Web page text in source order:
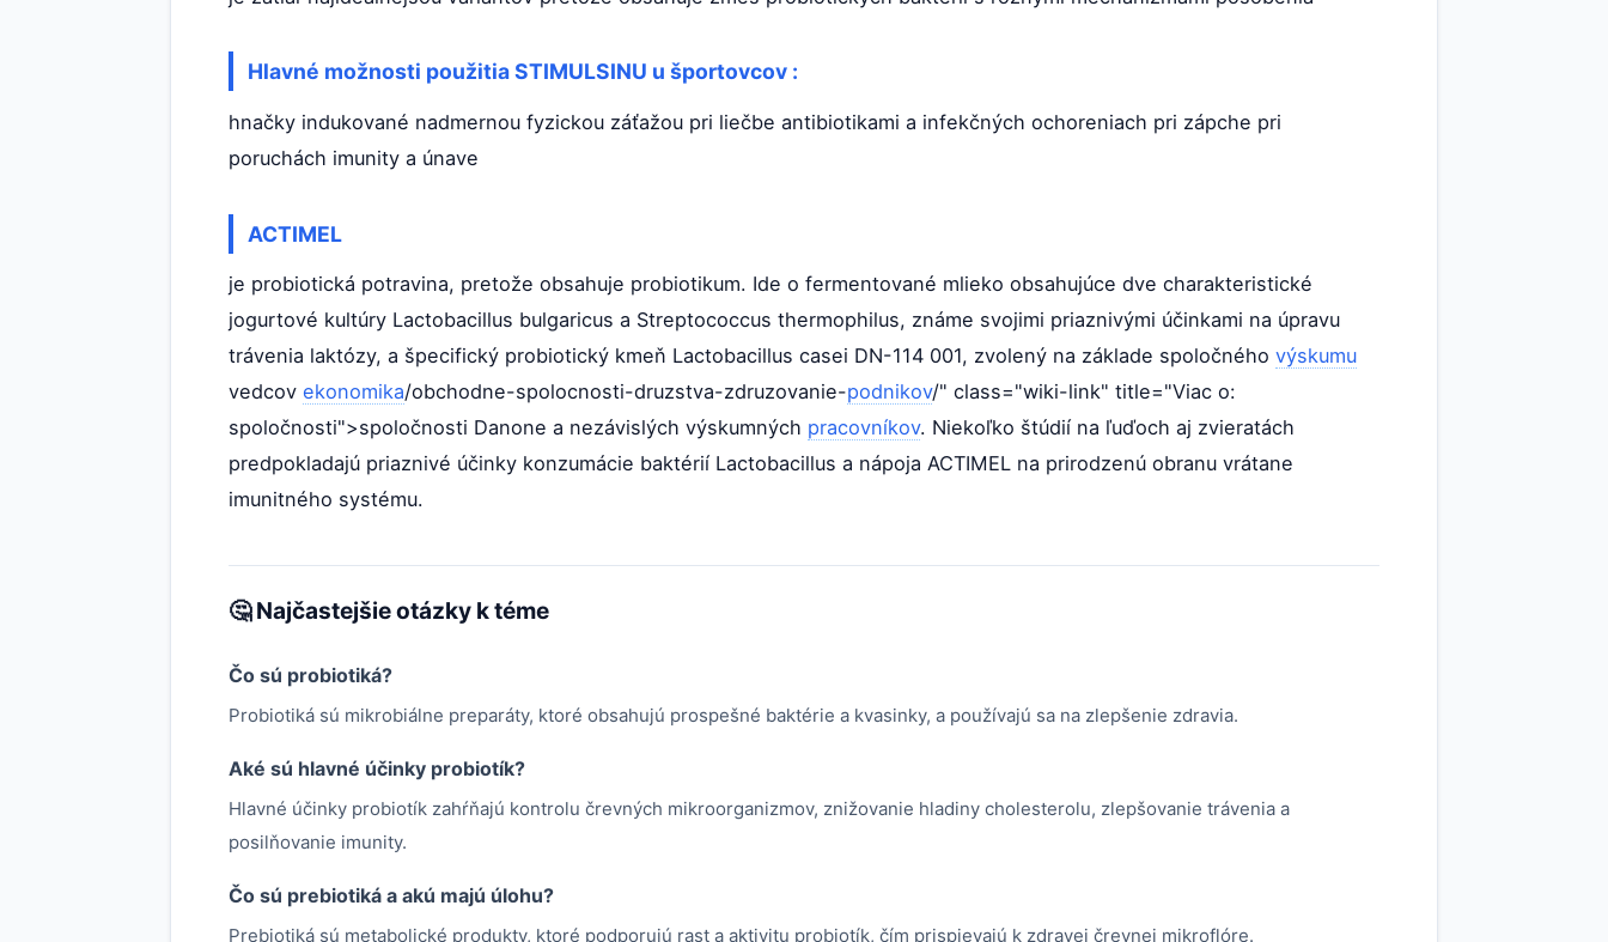
Hlavné možnosti použitia STIMULSINU u športovcov :
hnačky indukované nadmernou fyzickou záťažou pri liečbe antibiotikami a infekčných ochoreniach pri zápche pri
poruchách imunity a únave
ACTIMEL
je probiotická potravina, pretože obsahuje probiotikum. Ide o fermentované mlieko obsahujúce dve charakteristické
jogurtové kultúry Lactobacillus bulgaricus a Streptococcus thermophilus, známe svojimi priaznivými účinkami na úpravu
trávenia laktózy, a špecifický probiotický kmeň Lactobacillus casei DN-114 001, zvolený na základe spoločného výskumu
vedcov ekonomika/obchodne-spolocnosti-druzstva-zdruzovanie-podnikov/" class="wiki-link" title="Viac o:
spoločnosti">spoločnosti Danone a nezávislých výskumných pracovníkov. Niekoľko štúdií na ľuďoch aj zvieratách
predpokladajú priaznivé účinky konzumácie baktérií Lactobacillus a nápoja ACTIMEL na prirodzenú obranu vrátane
imunitného systému.
🤔 Najčastejšie otázky k téme
Čo sú probiotiká?
Probiotiká sú mikrobiálne preparáty, ktoré obsahujú prospešné baktérie a kvasinky, a používajú sa na zlepšenie zdravia.
Aké sú hlavné účinky probiotík?
Hlavné účinky probiotík zahŕňajú kontrolu črevných mikroorganizmov, znižovanie hladiny cholesterolu, zlepšovanie trávenia a
posilňovanie imunity.
Čo sú prebiotiká a akú majú úlohu?
Prebiotiká sú metabolické produkty, ktoré podporujú rast a aktivitu probiotík, čím prispievajú k zdravej črevnej mikroflóre.